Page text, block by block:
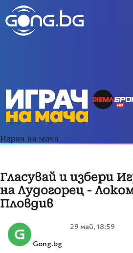
Играч на мача
Гласувай и избери
на Лудогорец -
Пловдив
Gong.bg
29 май, 18:59